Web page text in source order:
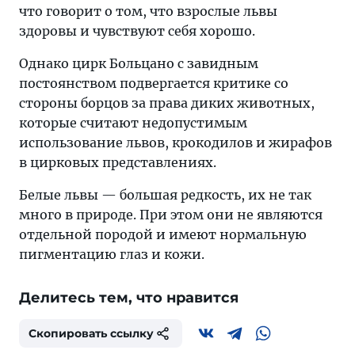
что говорит о том, что взрослые львы
здоровы и чувствуют себя хорошо.
Однако цирк Больцано с завидным
постоянством подвергается критике со
стороны борцов за права диких животных,
которые считают недопустимым
использование львов, крокодилов и жирафов
в цирковых представлениях.
Белые львы — большая редкость, их не так
много в природе. При этом они не являются
отдельной породой и имеют нормальную
пигментацию глаз и кожи.
Делитесь тем, что нравится
Скопировать ссылку